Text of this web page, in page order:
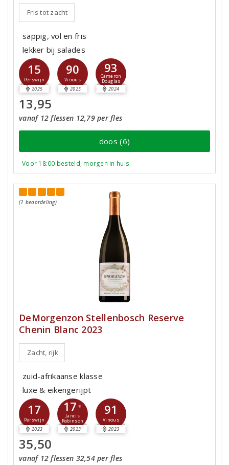
Fris tot zacht
sappig, vol en fris
lekker bij salades
15
Perswijn
2025
90
Vinous
2025
93
Cameron
Douglas
2024
13,95
vanaf 12 flessen 12,79 per fles
doos (6)
Voor 18:00 besteld, morgen in huis
(1 beoordeling)
DeMorgenzon Stellenbosch Reserve
Chenin Blanc 2023
Zacht, rijk
zuid-afrikaanse klasse
luxe & eikengerijpt
17
Perswijn
2023
17 +
Jancis
Robinson
2023
91
Vinous
2023
35,50
vanaf 12 flessen 32,54 per fles